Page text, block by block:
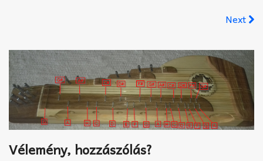
Improvizáció
Next
Vélemény, hozzászólás?